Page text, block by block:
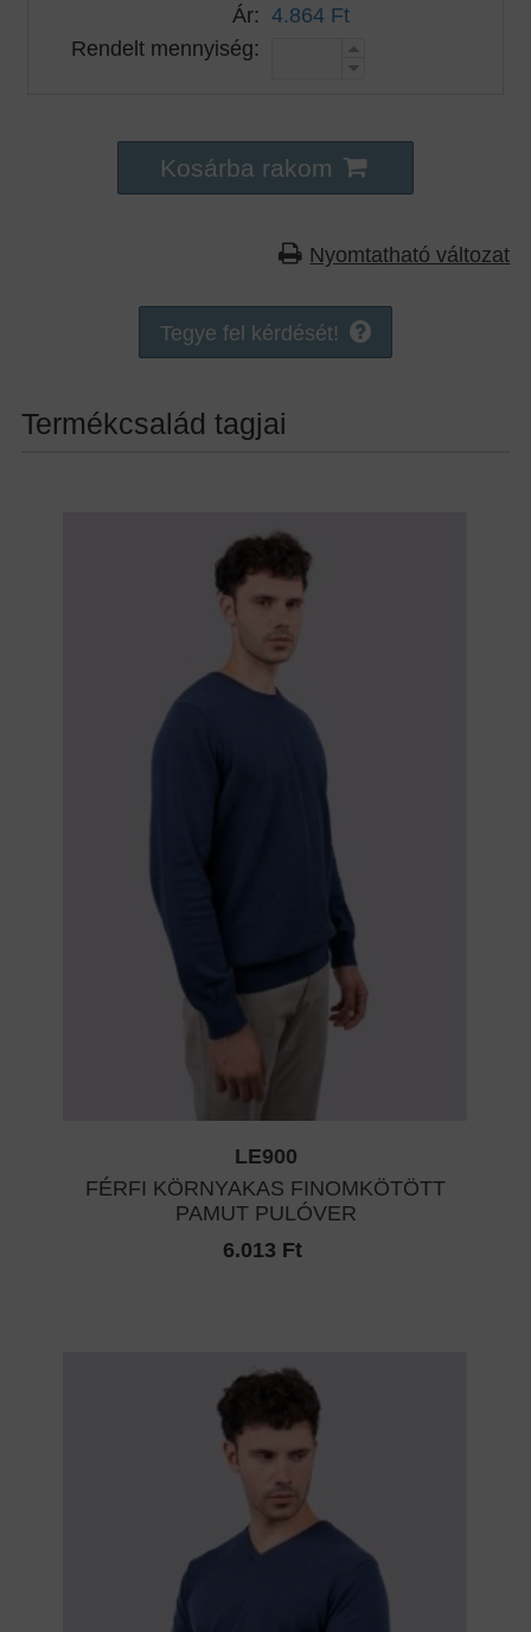
Ár: 4.864 Ft
Rendelt mennyiség:
Kosárba rakom
Nyomtatható változat
Tegye fel kérdését!
Termékcsalád tagjai
LE900
FÉRFI KÖRNYAKAS FINOMKÖTÖTT
PAMUT PULÓVER
6.013 Ft